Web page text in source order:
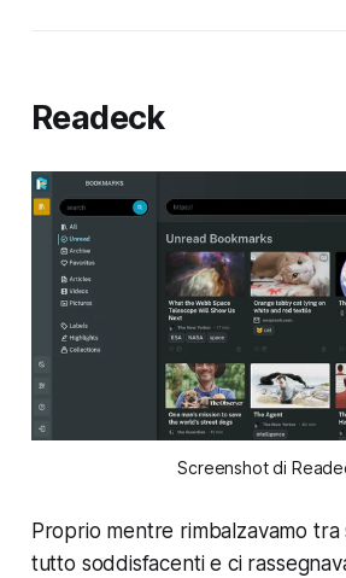
Readeck
Screenshot di
Proprio mentre rimbalzavamo tra
tutto soddisfacenti e ci